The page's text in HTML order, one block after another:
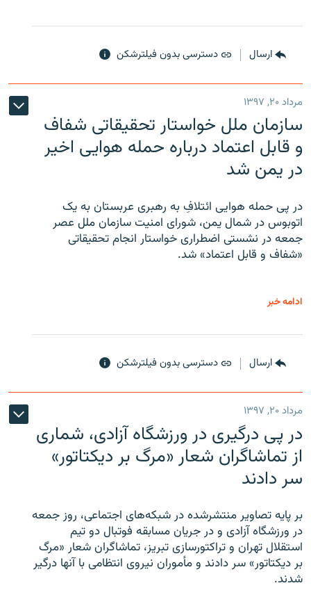
ارسال دسترسی بدون فیلترشکن
مرداد ۲۰, ۱۳۹۷
سازمان ملل خواستار تحقیقاتی شفاف
و قابل اعتماد درباره حمله هوایی اخیر
در یمن شد
در پی حمله هوایی ائتلافِ به رهبری عربستان به یک
اتوبوس در شمال یمن، شورای امنیت سازمان ملل عصر
جمعه در نشستی اضطراری خواستار انجام تحقیقاتی
«شفاف و قابل اعتماد» شد.
ادامه خبر
ارسال دسترسی بدون فیلترشکن
مرداد ۲۰, ۱۳۹۷
در پی درگیری در ورزشگاه آزادی، شماری
از تماشاگران شعار «مرگ بر دیکتاتور»
سر دادند
بر پایه تصاویر منتشرشده در شبکه‌های اجتماعی، روز جمعه
در ورزشگاه آزادی و در جریان مسابقه فوتبال دو تیم
استقلال تهران و تراکتورسازی تبریز، تماشاگران شعار «مرگ
بر دیکتاتور» سر دادند و مأموران نیروی انتظامی با آنها درگیر
شدند.